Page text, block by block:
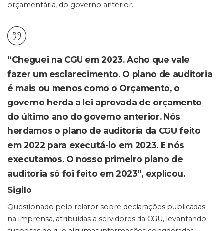
orçamentária, do governo anterior.
“Cheguei na CGU em 2023. Acho que vale
fazer um esclarecimento. O plano de auditoria
é mais ou menos como o Orçamento, o
governo herda a lei aprovada de orçamento
do último ano do governo anterior. Nós
herdamos o plano de auditoria da CGU feito
em 2022 para executá-lo em 2023. E nós
executamos. O nosso primeiro plano de
auditoria só foi feito em 2023”, explicou.
Sigilo
Questionado pelo relator sobre declarações publicadas
na imprensa, atribuídas a servidores da CGU, levantando